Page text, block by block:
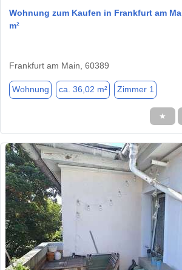
Wohnung zum Kaufen in Frankfurt am
m²
Frankfurt am Main, 60389
Wohnung ca. 36,02 m² Zimmer 1
★